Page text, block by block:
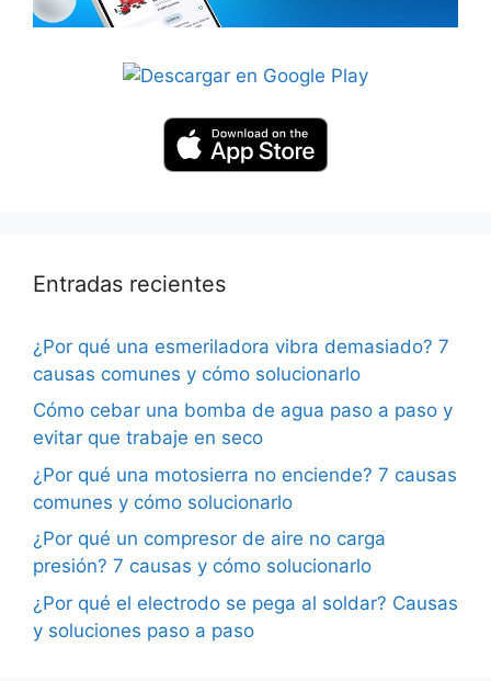
Entradas recientes
¿Por qué una esmeriladora vibra demasiado? 7
causas comunes y cómo solucionarlo
Cómo cebar una bomba de agua paso a paso y
evitar que trabaje en seco
¿Por qué una motosierra no enciende? 7 causas
comunes y cómo solucionarlo
¿Por qué un compresor de aire no carga
presión? 7 causas y cómo solucionarlo
¿Por qué el electrodo se pega al soldar? Causas
y soluciones paso a paso